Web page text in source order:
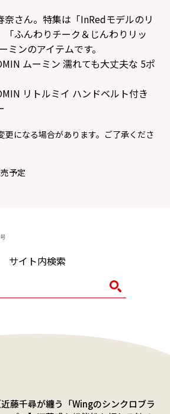
さん。特集は「InRedモデルのリ
「ふんわりチーク＆じんわりリッ
ミンのアイテムです。
ムーミン 濡れても大丈夫な 5ポ
リトルミイ ハンドベルト付き
になる場合があります。ご了承くださ
予定
サイト内検索
近藤千尋が纏う「Wingのシンクロブラ